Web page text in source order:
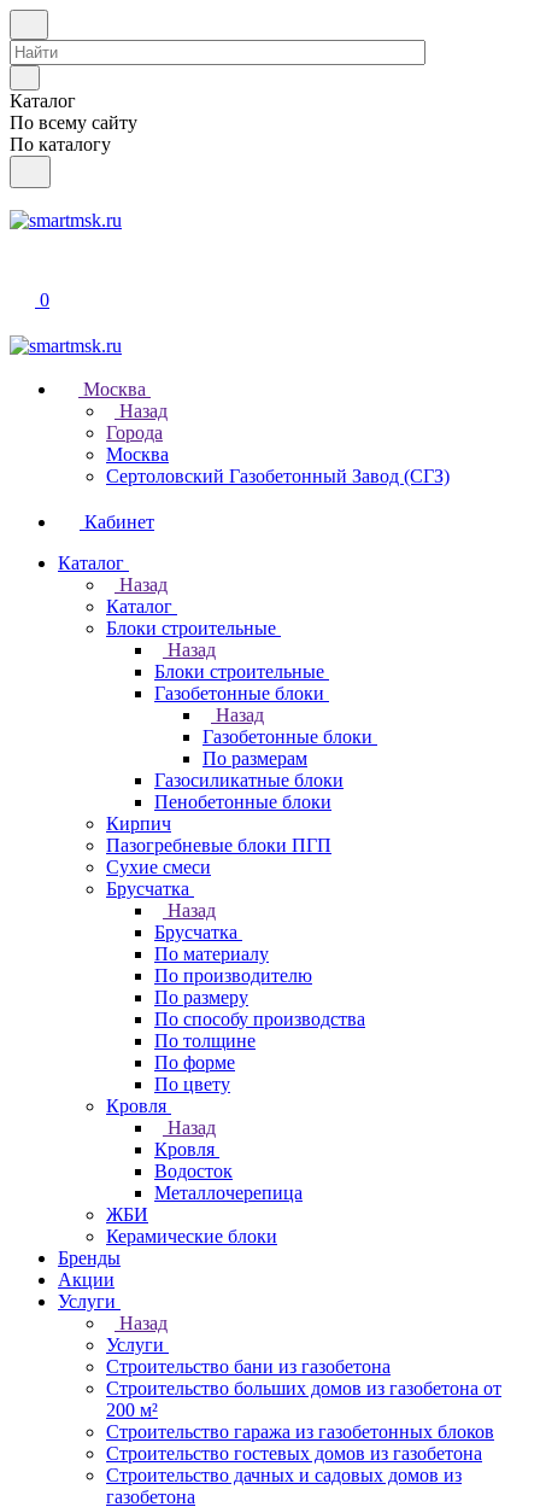
Каталог
По всему сайту
По каталогу
0
Москва
Назад
Города
Москва
Сертоловский Газобетонный Завод (СГЗ)
Кабинет
Каталог
Назад
Каталог
Блоки строительные
Назад
Блоки строительные
Газобетонные блоки
Назад
Газобетонные блоки
По размерам
Газосиликатные блоки
Пенобетонные блоки
Кирпич
Пазогребневые блоки ПГП
Сухие смеси
Брусчатка
Назад
Брусчатка
По материалу
По производителю
По размеру
По способу производства
По толщине
По форме
По цвету
Кровля
Назад
Кровля
Водосток
Металлочерепица
ЖБИ
Керамические блоки
Бренды
Акции
Услуги
Назад
Услуги
Строительство бани из газобетона
Строительство больших домов из газобетона от
200 м²
Строительство гаража из газобетонных блоков
Строительство гостевых домов из газобетона
Строительство дачных и садовых домов из
газобетона